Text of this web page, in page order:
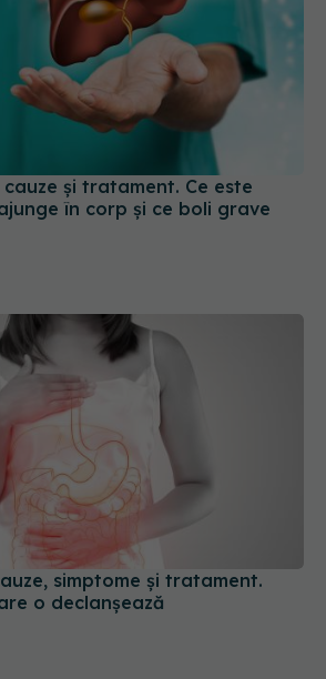
și tratament. Ce este
în corp și ce boli grave
simptome și tratament.
o declanșează